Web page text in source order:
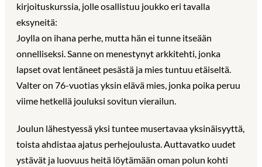
kirjoituskurssia, jolle osallistuu joukko eri tavalla
eksyneitä:
Joylla on ihana perhe, mutta hän ei tunne itseään
onnelliseksi. Sanne on menestynyt arkkitehti, jonka
lapset ovat lentäneet pesästä ja mies tuntuu etäiseltä.
Valter on 76-vuotias yksin elävä mies, jonka poika peruu
viime hetkellä jouluksi sovitun vierailun.
Joulun lähestyessä yksi tuntee musertavaa yksinäisyyttä,
toista ahdistaa ajatus perhejoulusta. Auttavatko uudet
ystävät ja luovuus heitä löytämään oman polun kohti